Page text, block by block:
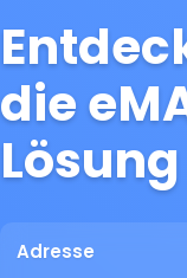
die
Lösung
Adresse